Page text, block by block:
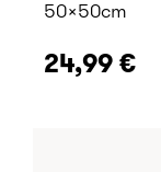
50x50cm
24,99 €